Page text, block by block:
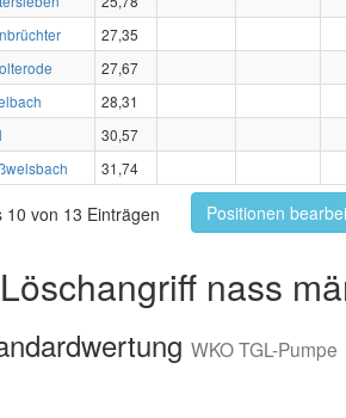
27,35
27,67
28,31
30,57
31,74
10 von 13 Einträgen Positionen
Löschangriff nass
WKO TGL-Pumpe